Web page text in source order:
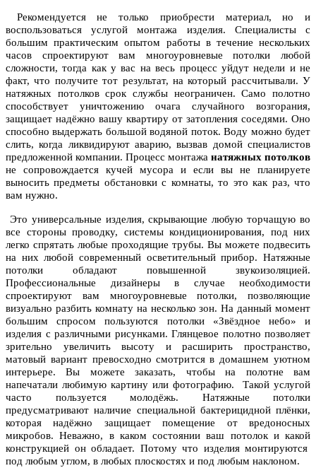
Рекомендуется не только приобрести материал, но и
воспользоваться услугой монтажа изделия. Специалисты с
большим практическим опытом работы в течение нескольких
часов спроектируют вам многоуровневые потолки любой
сложности, тогда как у вас на весь процесс уйдут недели и не
факт, что получите тот результат, на который рассчитывали. У
натяжных потолков срок службы неограничен. Само полотно
способствует уничтожению очага случайного возгорания,
защищает надёжно вашу квартиру от затопления соседями. Оно
способно выдержать большой водяной поток. Воду можно будет
слить, когда ликвидируют аварию, вызвав домой специалистов
предложенной компании. Процесс монтажа натяжных потолков
не сопровождается кучей мусора и если вы не планируете
выносить предметы обстановки с комнаты, то это как раз, что
вам нужно.
Это универсальные изделия, скрывающие любую торчащую во
все стороны проводку, системы кондиционирования, под них
легко спрятать любые проходящие трубы. Вы можете подвесить
на них любой современный осветительный прибор. Натяжные
потолки обладают повышенной звукоизоляцией.
Профессиональные дизайнеры в случае необходимости
спроектируют вам многоуровневые потолки, позволяющие
визуально разбить комнату на несколько зон. На данный момент
большим спросом пользуются потолки «Звёздное небо» и
изделия с различными рисунками. Глянцевое полотно позволяет
зрительно увеличить высоту и расширить пространство,
матовый вариант превосходно смотрится в домашнем уютном
интерьере. Вы можете заказать, чтобы на полотне вам
напечатали любимую картину или фотографию. Такой услугой
часто пользуется молодёжь. Натяжные потолки
предусматривают наличие специальной бактерицидной плёнки,
которая надёжно защищает помещение от вредоносных
микробов. Неважно, в каком состоянии ваш потолок и какой
конструкцией он обладает. Потому что изделия монтируются
под любым углом, в любых плоскостях и под любым наклоном.